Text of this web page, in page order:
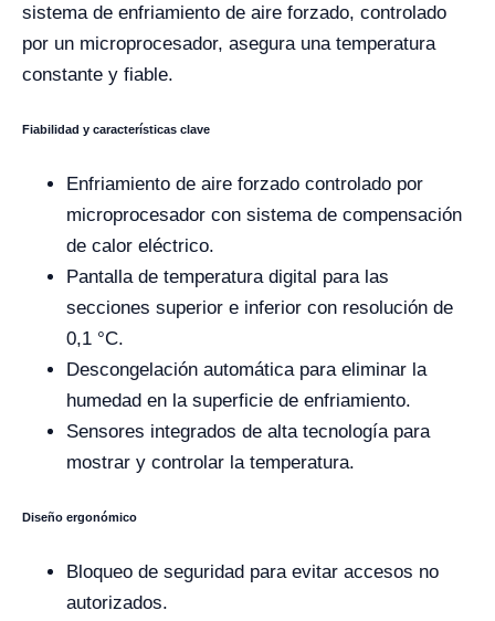
sistema de enfriamiento de aire forzado, controlado
por un microprocesador, asegura una temperatura
constante y fiable.
Fiabilidad y características clave
Enfriamiento de aire forzado controlado por
microprocesador con sistema de compensación
de calor eléctrico.
Pantalla de temperatura digital para las
secciones superior e inferior con resolución de
0,1 °C.
Descongelación automática para eliminar la
humedad en la superficie de enfriamiento.
Sensores integrados de alta tecnología para
mostrar y controlar la temperatura.
Diseño ergonómico
Bloqueo de seguridad para evitar accesos no
autorizados.